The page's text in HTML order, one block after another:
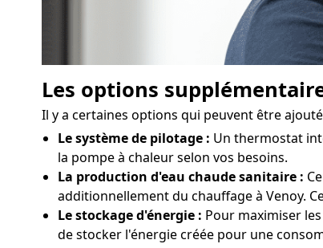
Les options
Il y a certaines options qui peuvent être
Le système de pilotage : Un thermostat
la pompe à chaleur selon vos besoins.
La production d'eau chaude sanitaire :
additionnellement du chauffage à Venoy.
Le stockage d'énergie : Pour maximiser
de stocker l'énergie créée pour une